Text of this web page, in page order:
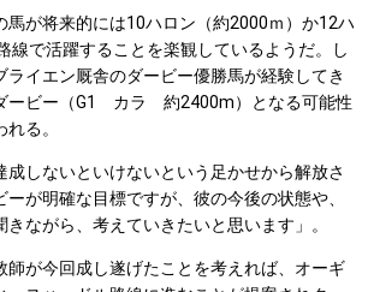
が将来的には10ハロン（約2000ｍ）か12ハ
線で活躍することを楽観しているようだ。し
ライエン厩舎のダービー優勝馬が経験してき
ービー（G1 カラ 約2400m）となる可能性
る。
しないといけないという足かせから解放さ
が明確な目標ですが、彼の今後の状態や、
ながら、考えていきたいと思います」。
が今回成し遂げたことを考えれば、オーギ